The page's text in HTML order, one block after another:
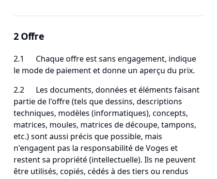
2 Offre
2.1 Chaque offre est sans engagement, indique
le mode de paiement et donne un aperçu du prix.
2.2 Les documents, données et éléments faisant
partie de l'offre (tels que dessins, descriptions
techniques, modèles (informatiques), concepts,
matrices, moules, matrices de découpe, tampons,
etc.) sont aussi précis que possible, mais
n'engagent pas la responsabilité de Voges et
restent sa propriété (intellectuelle). Ils ne peuvent
être utilisés, copiés, cédés à des tiers ou rendus